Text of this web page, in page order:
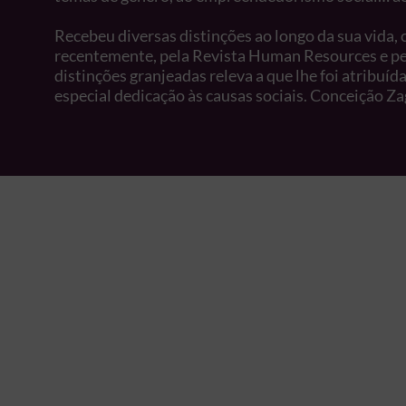
Recebeu diversas distinções ao longo da sua
recentemente, pela Revista Human Resources e
distinções granjeadas releva a que lhe foi
especial dedicação às causas sociais. Conceição